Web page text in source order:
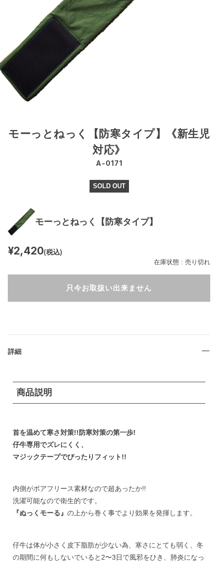
モーっとねっく【防寒タイプ】《新生児
対応》
A-0171
SOLD OUT
モーっとねっく【防寒タイプ】
在庫状態 : 売り切れ
¥2,420(税込)
只今お取扱い出来ません
詳細
商品説明
首を温めて寒さ対策!!防寒対策の第一歩!
仔牛専用でズレにくく、
マジックテープでぴったりフィット!!
内側がボアフリース素材なので超あったか!!
洗濯可能なので衛生的です。
『ぬっくモーる』 の上から巻く事でより効果を発揮します。
仔牛は体が小さく皮下脂肪が少ない為、寒さにとても弱く、冬
の期間に何もしないでいると2〜3日で風邪をひき、肺炎になっ